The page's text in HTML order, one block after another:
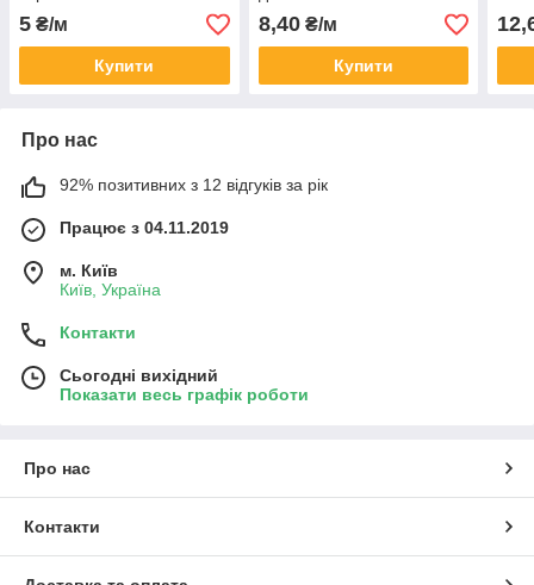
ЗАМОВЛЕННЯ ВІД 300 М
5 ₴/м
Купити
ЗАМОВЛЕННЯ ВІД 300 М
8,40₴/м
Купити
Про нас
92% позитивних з 12 відгуків за рік
Працює з 04.11.2019
м. Київ
Київ, Україна
Контакти
Сьогодні вихідний
Показати весь графік роботи
Про нас
Контакти